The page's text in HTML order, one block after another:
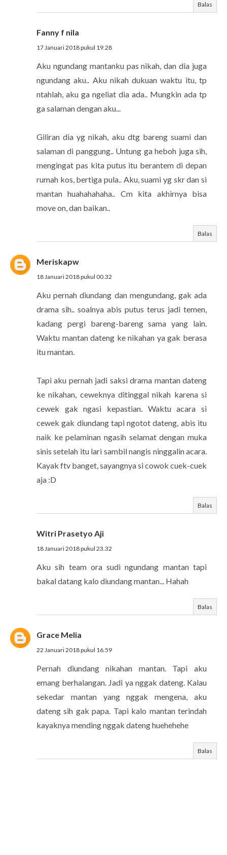
Balas
Fanny f nila
17 Januari 2018 pukul 19.28
Aku ngundang mantanku pas nikah, dan dia juga
ngundang aku.. Aku nikah dukuan waktu itu, tp
ntahlah, aku ga ngeliat dia ada.. Mungkin ada tp
ga salaman dengan aku...
Giliran dia yg nikah, aku dtg bareng suami dan
salaman di panggung.. Untung ga heboh juga sih,
mengingat pas kita putus itu berantem di depan
rumah kos, bertiga pula.. Aku, suami yg skr dan si
mantan huahahahaha.. Cm kita akhirnya bisa
move on, dan baikan..
Balas
Meriskapw
18 Januari 2018 pukul 00.32
Aku pernah diundang dan mengundang, gak ada
drama sih.. soalnya abis putus terus jadi temen,
kadang pergi bareng-bareng sama yang lain.
Waktu mantan dateng ke nikahan ya gak berasa
itu mantan.
Tapi aku pernah jadi saksi drama mantan dateng
ke nikahan, ceweknya ditinggal nikah karena si
cewek gak ngasi kepastian. Waktu acara si
cewek gak diundang tapi ngotot dateng, abis itu
naik ke pelaminan ngasih selamat dengan muka
sinis setelah itu lari sambil nangis ninggalin acara.
Kayak ftv banget, sayangnya si cowok cuek-cuek
aja :D
Balas
Witri Prasetyo Aji
18 Januari 2018 pukul 23.32
Aku sih team ora sudi ngundang mantan tapi
bakal datang kalo diundang mantan... Hahah
Balas
Grace Melia
22 Januari 2018 pukul 16.59
Pernah diundang nikahan mantan. Tapi aku
emang berhalangan. Jadi ya nggak dateng. Kalau
sekedar mantan yang nggak mengena, aku
dateng sih gak papa. Tapi kalo mantan terindah
kayaknya mending nggak dateng huehehehe
Balas